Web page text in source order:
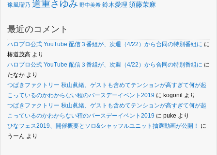
豫風瑠乃 道重さゆみ 野中美希 鈴木愛理 須藤茉麻
最近のコメント
ハロプロ公式 YouTube 配信３番組が、次週（4/22）から合同の特別番組に に
椿道茂高 より
ハロプロ公式 YouTube 配信３番組が、次週（4/22）から合同の特別番組に に
たなか より
つばきファクトリー 秋山眞緒、ゲストも含めてテンションが高すぎて何が起
こっているのかわからない程のバースデーイベント2019 に kogonil より
つばきファクトリー 秋山眞緒、ゲストも含めてテンションが高すぎて何が起
こっているのかわからない程のバースデーイベント2019 に puke より
ひなフェス2019、開催概要とソロ&シャッフルユニット抽選動画が公開！
に
うーん より